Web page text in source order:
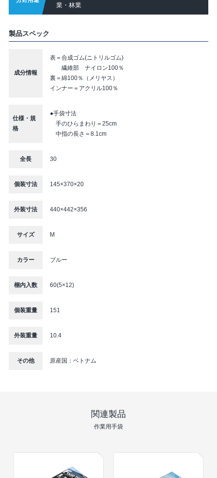
業・林業
製品スペック
成分情報
表＝合成ゴム(ニトリルゴム)
繊維部 ナイロン100％
裏＝綿100％（メリヤス）
インナー＝アクリル100％
仕様・規
格
●手袋寸法
手のひらまわり＝25cm
中指の長さ＝8.1cm
全長 30
個装寸法 145×370×20
外装寸法 440×442×356
サイズ M
カラー ブルー
梱内入数 60(5×12)
個装重量 151
外装重量 10.4
その他 原産国：ベトナム
関連製品
作業⽤⼿袋